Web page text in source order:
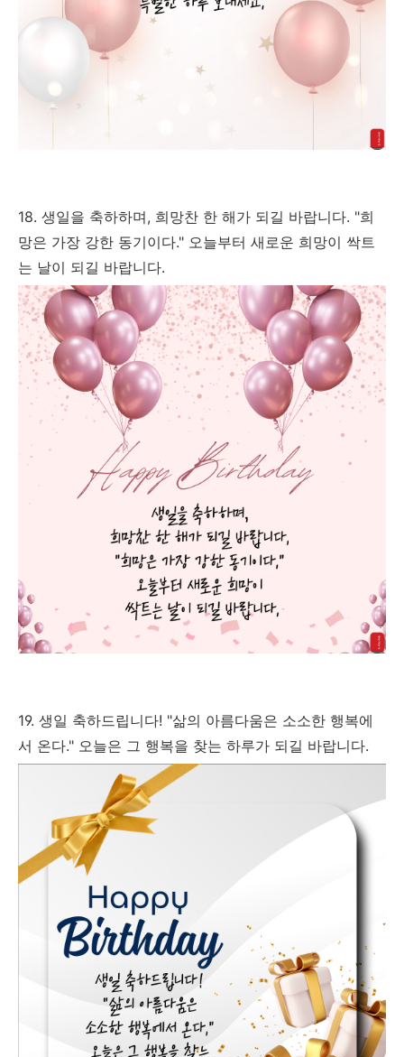
18. 생일을 축하하며, 희망찬 한 해가 되길 바랍니다. "희
망은 가장 강한 동기이다." 오늘부터 새로운 희망이 싹트
는 날이 되길 바랍니다.
19. 생일 축하드립니다! "삶의 아름다움은 소소한 행복에
서 온다." 오늘은 그 행복을 찾는 하루가 되길 바랍니다.